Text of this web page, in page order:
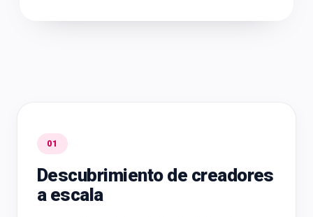
01
Descubrimiento de creadores
a escala